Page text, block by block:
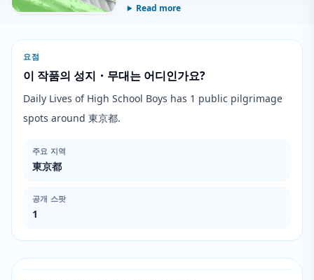
그 괴상한 동료를 만나기, 바람 부는 오후에 상
Read more
요점
이 작품의 성지・무대는 어디인가요?
Daily Lives of High School Boys has 1 public pilgrimage
spots around 東京都.
주요 지역
東京都
공개 스팟
1